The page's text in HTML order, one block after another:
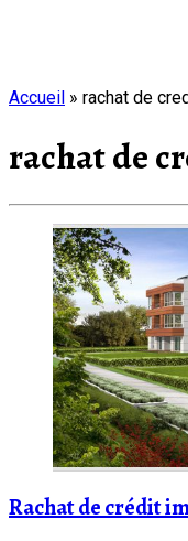
Accueil » rachat de
rachat de
Rachat de crédit